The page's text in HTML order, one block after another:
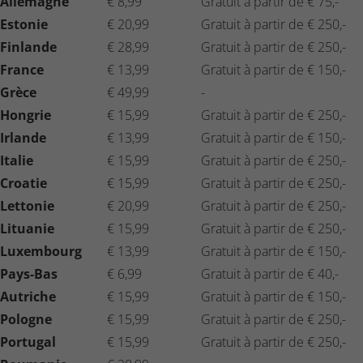
Schleich
Wild
Life
Schleich
marins
Schleich
Wizarding
World -
Harry
Potter
Schleich
School
of
Magical
Animals
Schleich
Articles
discontinués
de mini-
animaux
Collecta
Arbres et
accessoires
reptiles et
amphibiens
Cadre en
aluminium
Estonie
€ 20,99
Gratuit à partir de € 250,-
Finlande
€ 28,99
Gratuit à partir de € 250,-
France
€ 13,99
Gratuit à partir de € 150,-
Grèce
€ 49,99
-
Hongrie
€ 15,99
Gratuit à partir de € 250,-
Irlande
€ 13,99
Gratuit à partir de € 150,-
Italie
€ 15,99
Gratuit à partir de € 250,-
Croatie
€ 15,99
Gratuit à partir de € 250,-
Lettonie
€ 20,99
Gratuit à partir de € 250,-
Lituanie
€ 15,99
Gratuit à partir de € 250,-
Luxembourg
€ 13,99
Gratuit à partir de € 150,-
Pays-Bas
€ 6,99
Gratuit à partir de € 40,-
Autriche
€ 15,99
Gratuit à partir de € 150,-
Pologne
€ 15,99
Gratuit à partir de € 250,-
Portugal
€ 15,99
Gratuit à partir de € 250,-